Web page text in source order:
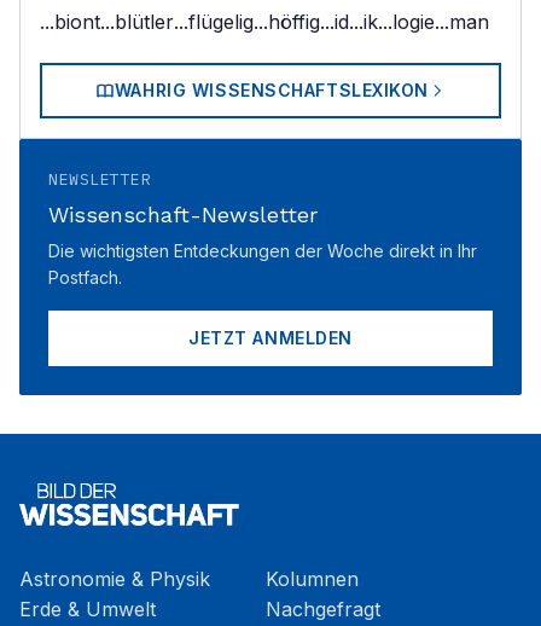
...biont...blütler...flügelig...höffig...id...ik...logie...man
WAHRIG WISSENSCHAFTSLEXIKON
NEWSLETTER
Wissenschaft-Newsletter
Die wichtigsten Entdeckungen der Woche direkt in Ihr
Postfach.
JETZT ANMELDEN
Astronomie & Physik
Erde & Umwelt
Kolumnen
Nachgefragt